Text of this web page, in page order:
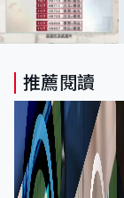
推薦閱讀